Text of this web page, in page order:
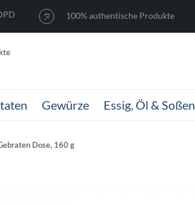
100% authentische Produkte
Gewürze Essig, Öl & Soßen
Dose, 160 g